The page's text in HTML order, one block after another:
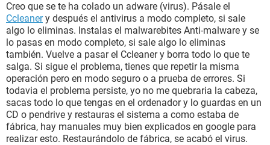
Creo que se te ha colado un adware (virus). Pásale el
Ccleanery después el antivirus a modo completo, si sale
algo lo eliminas. Instalas el malwarebites Anti-malware y se
lo pasas en modo completo, si sale algo lo eliminas
también. Vuelve a pasar el Ccleaner y borra todo lo que te
salga. Si sigue el problema, tienes que repetir la misma
operación pero en modo seguro o a prueba de errores. Si
todavia el problema persiste, yo no me quebraria la cabeza,
sacas todo lo que tengas en el ordenador y lo guardas en un
CD o pendrive y restauras el sistema a como estaba de
fábrica, hay manuales muy bien explicados en google para
realizar esto. Restaurándolo de fábrica, se acabó el virus.